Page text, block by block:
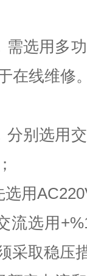
需选用多
在线维修
分别选用
用
流选用
采取稳压